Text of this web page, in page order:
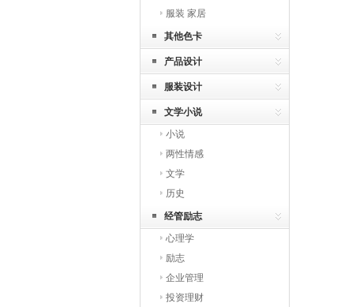
服装 家居
其他色卡
产品设计
服装设计
文学小说
小说
两性情感
文学
历史
经管励志
心理学
励志
企业管理
投资理财